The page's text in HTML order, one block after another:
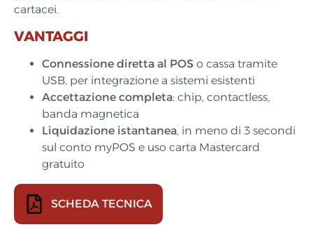
cartacei.
VANTAGGI
Connessione diretta al POS o cassa tramite
USB, per integrazione a sistemi esistenti
Accettazione completa: chip, contactless,
banda magnetica
Liquidazione istantanea, in meno di 3 secondi
sul conto myPOS e uso carta Mastercard
gratuito
SCHEDA TECNICA